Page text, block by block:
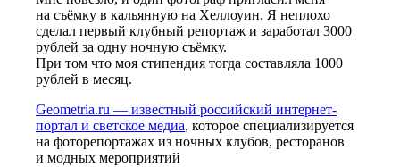
на съёмку в кальянную на Хеллоуин. Я неплохо
сделал первый клубный репортаж и заработал 3000
рублей за одну ночную съёмку.
При том что моя стипендия тогда составляла 1000
рублей в месяц.
Geometria.ru — известный российский интернет-
портал и светское медиа, которое специализируется
на фоторепортажах из ночных клубов, ресторанов
и модных мероприятий